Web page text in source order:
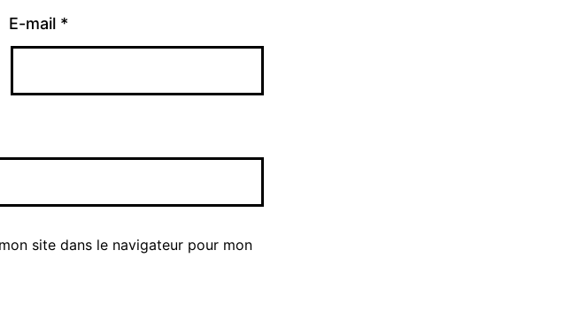
E-mail *
site dans le navigateur pour mon